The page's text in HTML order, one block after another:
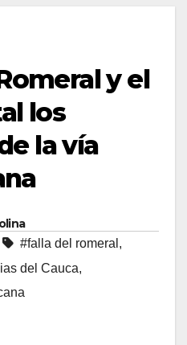
y el
los
la vía
#falla del romeral ,
del Cauca,